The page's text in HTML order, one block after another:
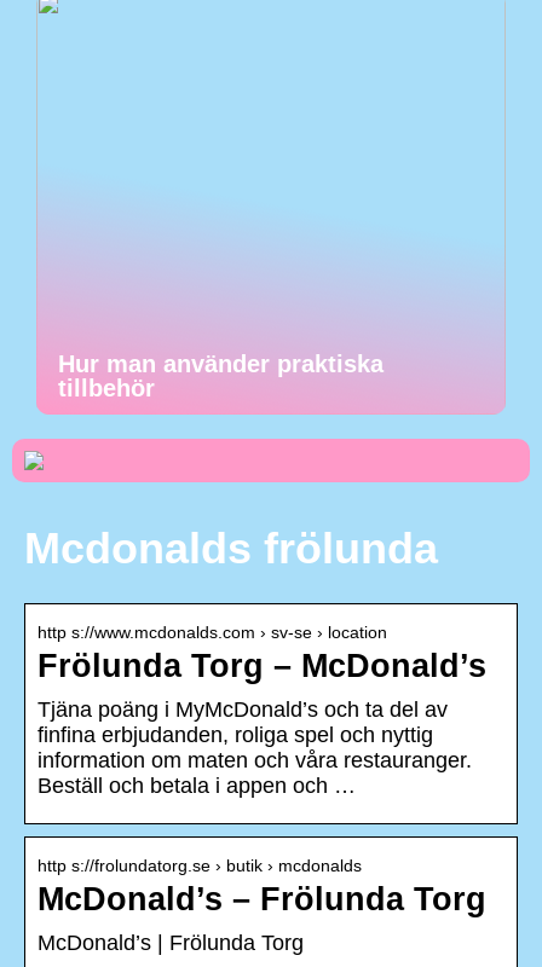
Hur man använder praktiska
tillbehör
Mcdonalds frölunda
http s://www.mcdonalds.com › sv-se › location
Frölunda Torg – McDonald’s
Tjäna poäng i MyMcDonald’s och ta del av
finfina erbjudanden, roliga spel och nyttig
information om maten och våra restauranger.
Beställ och betala i appen och …
http s://frolundatorg.se › butik › mcdonalds
McDonald’s – Frölunda Torg
McDonald’s | Frölunda Torg